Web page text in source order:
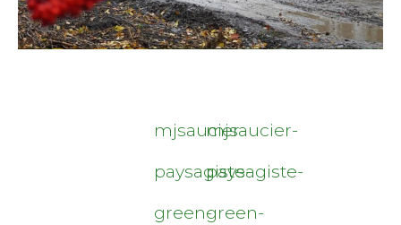
mjsaucier-
paysagiste-
green-
mjsaucier-
paysagiste-
green-